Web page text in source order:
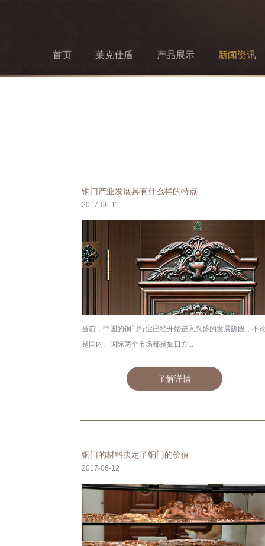
首页 莱克仕盾 产品展示 新闻资讯
铜门产业发展具有什么样的特点
2017-06-11
当前，中国的铜门行业已经开始进入兴盛的发展阶段，不
是国内、国际两个市场都是如日方...
了解详情
铜门的材料决定了铜门的价值
2017-06-12